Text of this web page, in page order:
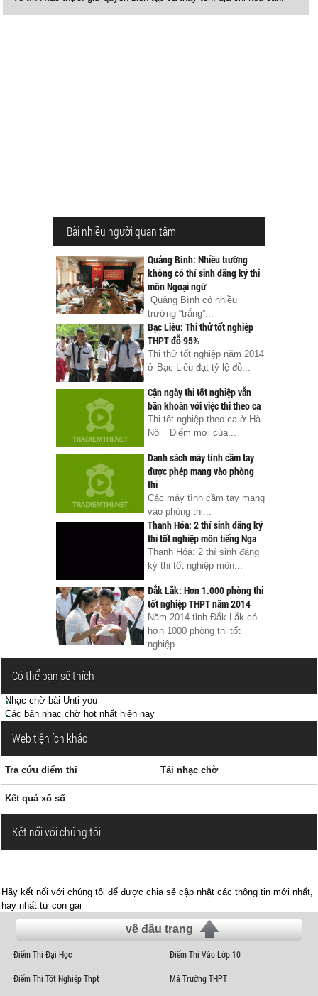
Bài nhiều người quan tâm
Quảng Bình: Nhiều trường
không có thí sinh đăng ký thi
môn Ngoại ngữ
Quảng Bình có nhiều
trường “trắng”...
Bạc Liêu: Thi thử tốt nghiệp
THPT đỗ 95%
Thi thử tốt nghiệp năm 2014
ở Bạc Liêu đạt tỷ lệ đỗ...
Cận ngày thi tốt nghiệp vẫn
băn khoăn với việc thi theo ca
Thi tốt nghiệp theo ca ở Hà
Nội Điểm mới của...
Danh sách máy tính cầm tay
được phép mang vào phòng
thi
Các máy tình cầm tay mang
vào phòng thi...
Thanh Hóa: 2 thí sinh đăng ký
thi tốt nghiệp môn tiếng Nga
Thanh Hóa: 2 thí sinh đăng
ký thi tốt nghiệp môn...
Đắk Lắk: Hơn 1.000 phòng thi
tốt nghiệp THPT năm 2014
Năm 2014 tỉnh Đắk Lắk có
hơn 1000 phòng thi tốt
nghiệp...
Có thể bạn sẽ thích
Nhạc chờ bài Unti you
Các bản nhạc chờ hot nhất hiện nay
Web tiện ích khác
Tra cứu điểm thi Tải nhạc chờ
Kết quả xổ số
Kết nối với chúng tôi
Hãy kết nối với chúng tôi để được chia sẻ cập nhật các thông tin mới nhất,
hay nhất từ con gái
về đầu trang
Điểm Thi Đại Học Điểm Thi Vào Lớp 10
Điểm Thi Tốt Nghiệp Thpt Mã Trường THPT